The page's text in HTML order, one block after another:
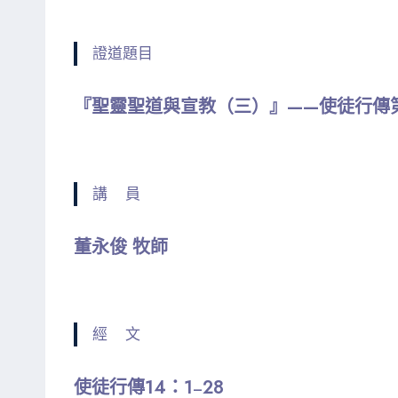
證道題目
『聖靈聖道與宣教（三）』——使徒行傳
講 員
董永俊 牧師
經 文
使徒行傳14：1–28